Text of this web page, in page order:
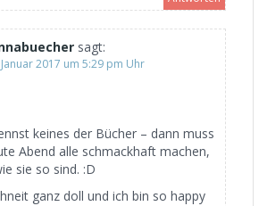
sagt:
2017 um 5:29 pm Uhr
keines der Bücher – dann muss
Abend alle schmackhaft machen,
sie so sind. :D
ganz doll und ich bin so happy